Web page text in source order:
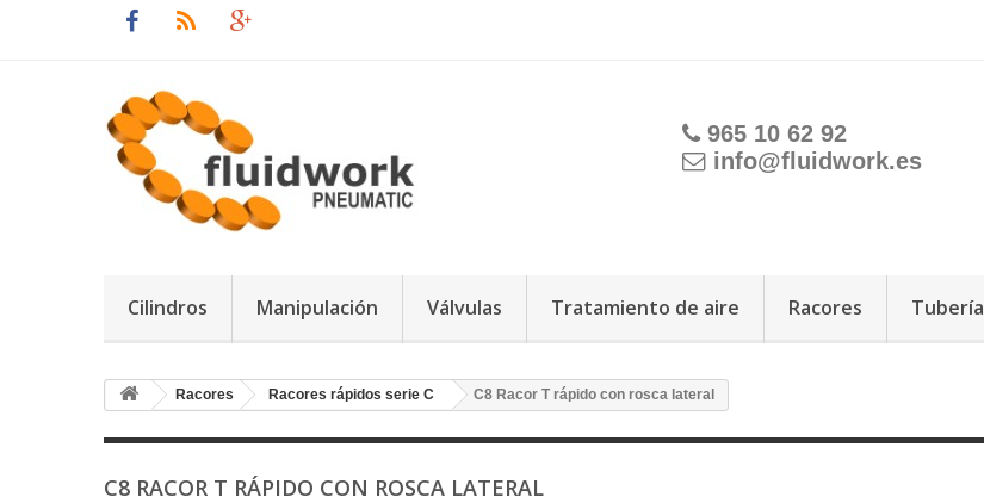
965 10 62 92
info@fluidwork.es
Cilindros Manipulación Válvulas Tratamiento de aire Racores Tubería
Racores Racores rápidos serie C C8 Racor T rápido con rosca lateral
C8 RACOR T RÁPIDO CON ROSCA LATERAL